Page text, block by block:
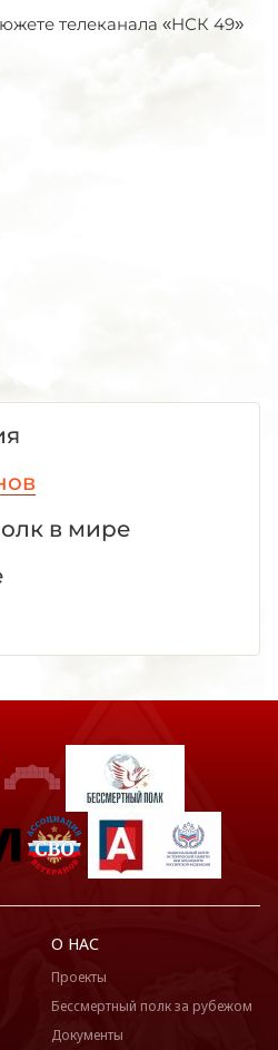
телеканала «НСК 49»
в мире
О НАС
Проекты
Бессмертный полк за рубежом
Документы